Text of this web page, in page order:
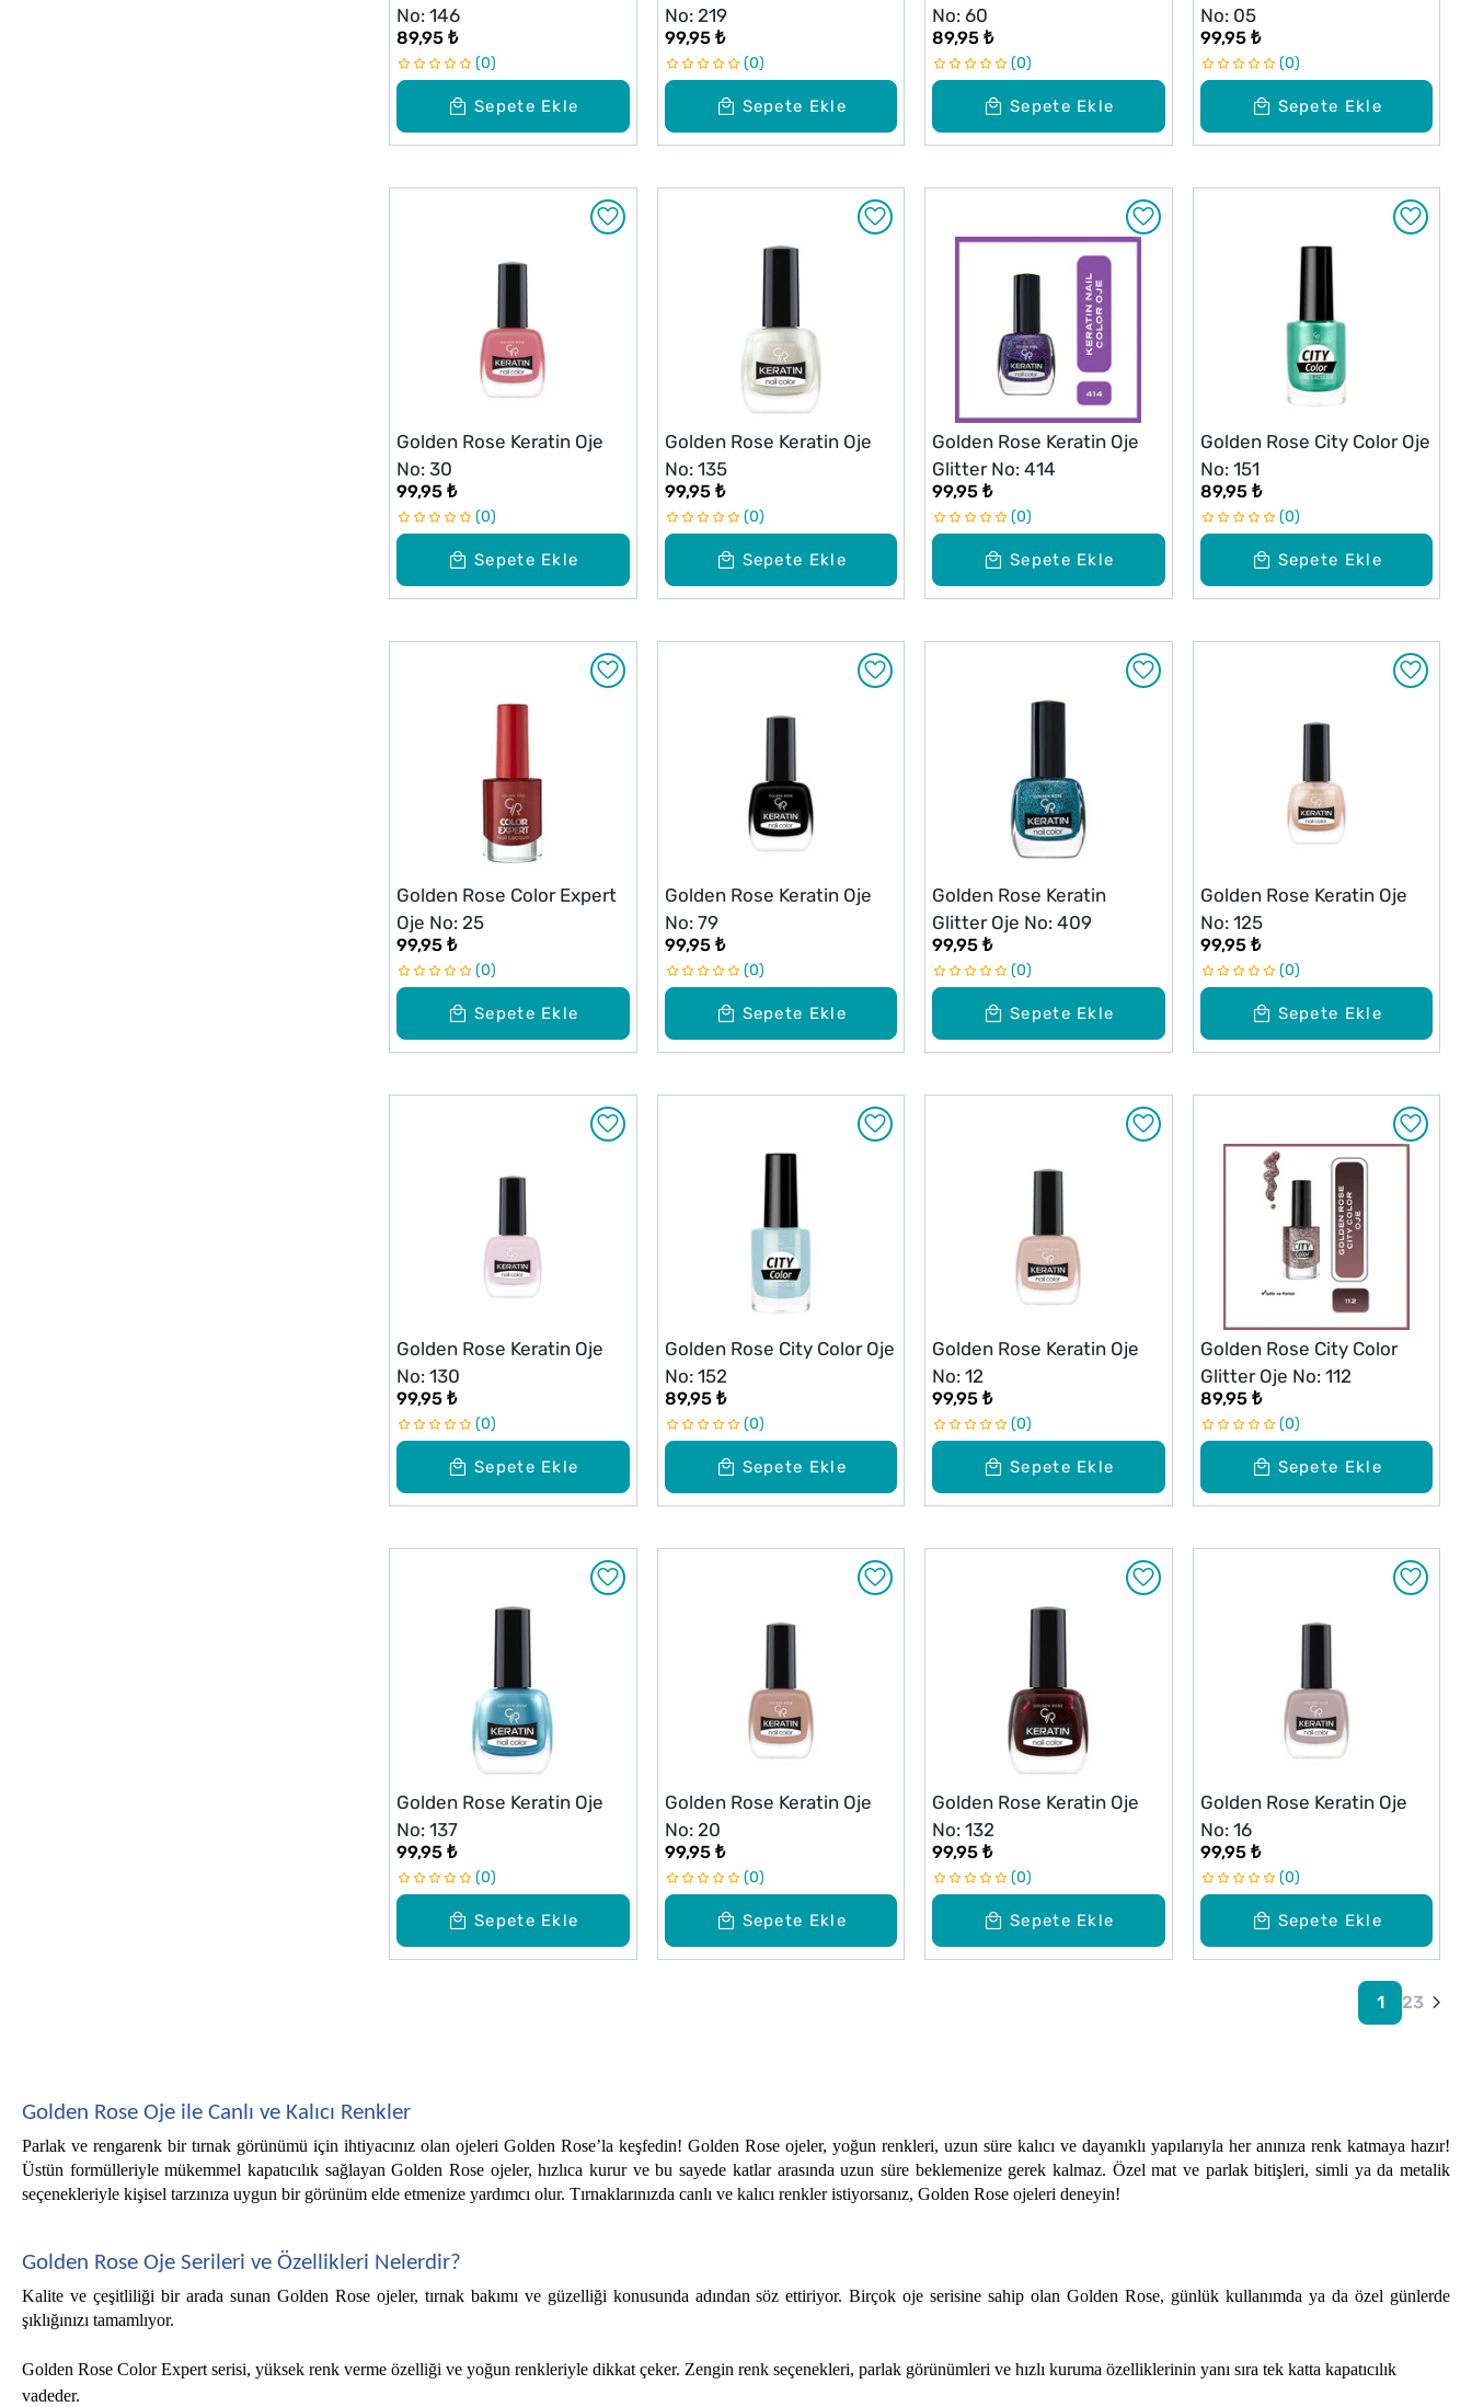
Sepete Ekle
No: 146
89,95 ₺
0
Sepete Ekle
No: 219
99,95 ₺
0
Sepete Ekle
No: 60
89,95 ₺
0
Sepete Ekle
No: 05
99,95 ₺
0
Sepete Ekle
Golden Rose Keratin Oje
No: 30
99,95 ₺
0
Sepete Ekle
Golden Rose Keratin Oje
No: 135
99,95 ₺
0
Sepete Ekle
Golden Rose Keratin Oje
Glitter No: 414
99,95 ₺
0
Sepete Ekle
Golden Rose City Color Oje
No: 151
89,95 ₺
0
Sepete Ekle
Golden Rose Color Expert
Oje No: 25
99,95 ₺
0
Sepete Ekle
Golden Rose Keratin Oje
No: 79
99,95 ₺
0
Sepete Ekle
Golden Rose Keratin
Glitter Oje No: 409
99,95 ₺
0
Sepete Ekle
Golden Rose Keratin Oje
No: 125
99,95 ₺
0
Sepete Ekle
Golden Rose Keratin Oje
No: 130
99,95 ₺
0
Sepete Ekle
Golden Rose City Color Oje
No: 152
89,95 ₺
0
Sepete Ekle
Golden Rose Keratin Oje
No: 12
99,95 ₺
0
Sepete Ekle
Golden Rose City Color
Glitter Oje No: 112
89,95 ₺
0
Sepete Ekle
Golden Rose Keratin Oje
No: 137
99,95 ₺
0
Sepete Ekle
Golden Rose Keratin Oje
No: 20
99,95 ₺
0
Sepete Ekle
Golden Rose Keratin Oje
No: 132
99,95 ₺
0
Sepete Ekle
Golden Rose Keratin Oje
No: 16
99,95 ₺
0
1 23
Golden Rose Oje ile Canlı ve Kalıcı Renkler
Parlak ve rengarenk bir tırnak görünümü için ihtiyacınız olan ojeleri Golden Rose’la keşfedin! Golden Rose ojeler, yoğun renkleri, uzun süre kalıcı ve dayanıklı yapılarıyla her anınıza renk katmaya hazır!
Üstün formülleriyle mükemmel kapatıcılık sağlayan Golden Rose ojeler, hızlıca kurur ve bu sayede katlar arasında uzun süre beklemenize gerek kalmaz. Özel mat ve parlak bitişleri, simli ya da metalik
seçenekleriyle kişisel tarzınıza uygun bir görünüm elde etmenize yardımcı olur. Tırnaklarınızda canlı ve kalıcı renkler istiyorsanız, Golden Rose ojeleri deneyin!
Golden Rose Oje Serileri ve Özellikleri Nelerdir?
Kalite ve çeşitliliği bir arada sunan Golden Rose ojeler, tırnak bakımı ve güzelliği konusunda adından söz ettiriyor. Birçok oje serisine sahip olan Golden Rose, günlük kullanımda ya da özel günlerde
şıklığınızı tamamlıyor.
Golden Rose Color Expert serisi, yüksek renk verme özelliği ve yoğun renkleriyle dikkat çeker. Zengin renk seçenekleri, parlak görünümleri ve hızlı kuruma özelliklerinin yanı sıra tek katta kapatıcılık
vadeder.